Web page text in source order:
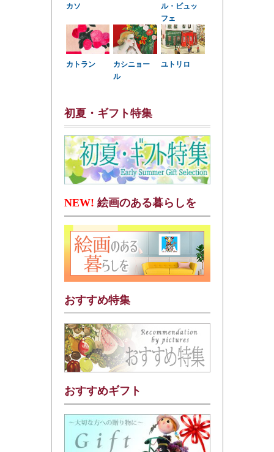
カソ
ル・ビュッ
フェ
カトラン
カシニョー
ル
ユトリロ
初夏・ギフト特集
NEW! 絵画のある暮らしを
おすすめ特集
おすすめギフト